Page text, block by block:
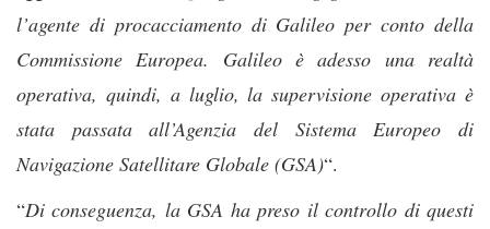
l’agente di procacciamento di Galileo per conto della
Commissione Europea. Galileo è adesso una realtà
operativa, quindi, a luglio, la supervisione operativa è
stata passata all’Agenzia del Sistema Europeo di
Navigazione Satellitare Globale (GSA)“.
“Di conseguenza, la GSA ha preso il controllo di questi